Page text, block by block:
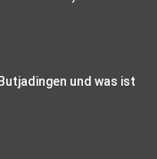
und was ist